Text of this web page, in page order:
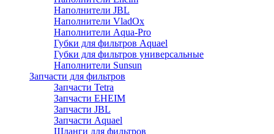
Наполнители JBL
Наполнители VladOx
Наполнители Aqua-Pro
Губки для фильтров Aquael
Губки для фильтров универсальные
Наполнители Sunsun
Запчасти для фильтров
Запчасти Tetra
Запчасти EHEIM
Запчасти JBL
Запчасти Aquael
Шланги для фильтров